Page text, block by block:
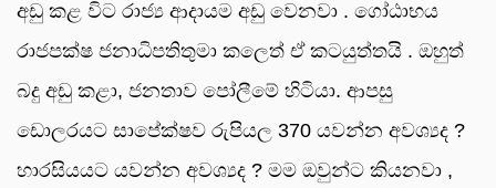
අඩු කළ විට රාජ්‍ය ආදායම අඩු වෙනවා . ගෝඨාභය
රාජපක්ෂ ජනාධිපතිතුමා කලෙත් ඒ කටයුත්තයි . ඔහුත්
බදු අඩු කළා, ජනතාව පෝලීමේ හිටියා. ආපසු
ඩොලරයට සාපේක්ෂව රුපියල 370 යවන්න අවශ්‍යද ?
හාරසියයට යවන්න අවශ්‍යද ? මම ඔවුන්ට කියනවා ,